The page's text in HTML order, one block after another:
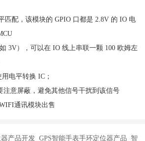
匹配，该模块的 GPIO 口都是 2.8V 的 IO 电
3V），可以在 IO 线上串联一颗 100 欧姆左
电平转换 IC；
注意屏蔽，避免其他信号干扰到该信号
通讯模块出售
产品开发 GPS智能手表手环定位器产品 智